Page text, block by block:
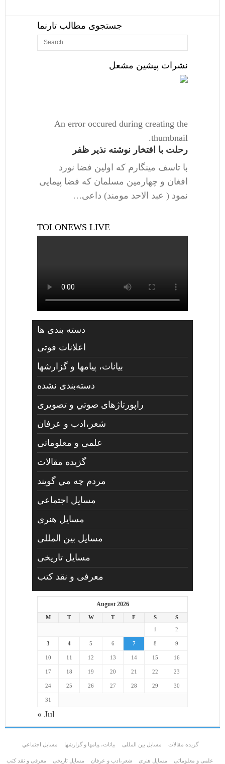
جستجوی مطالب تارنما
نشرات پیشین مشعل
An error occured during creating the
thumbnail.
رحلت با افتخار نوشته نذیر ظفر
با تاسف مینگارم که اولین فضا نورد
افغان و چهارمین مسلمان که فضا پیمایی
نمود ( عبد الاحد مومند) داعی…
TOLONEWS LIVE
دسته بندی ها
اعلانات فوتی
بیانات، پیامها و گزارشها
دسته‌بندی نشده
راپورتاژهای صوتي و تصويری
شعر،ادب و عرفان
علمی و معلوماتی
گزیده مقالات
مردم چه مي گويند
مسايل اجتماعي
مسايل هنری
مسایل بین المللی
مسایل تاریخی
معرفی و نقد کتب
August 2026
M T W T F S
S
1
2
3 4 5 6 7 8 9
10 11 12 13 14 15 16
17 18 19 20 21 22 23
24 25 26 27 28 29 30
31
« Jul
گزیده مقالات مسایل بین المللی بیانات، پیامها و گزارشها مسايل اجتماعي
علمی و معلوماتی مسايل هنری شعر،ادب و عرفان مسایل تاریخی معرفی و نقد کتب